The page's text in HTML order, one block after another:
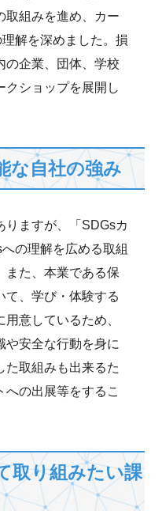
取組みを進め、カー
解を深めました。損
の企業、団体、学校
クショップを展開し
な自社の強み
ますが、「SDGsカ
の理解を広める取組
また、本業である保
て、学び・体験する
意しているため、
や安全な行動を身に
た取組みも出来るた
の出展等をするこ
取り組みたい課